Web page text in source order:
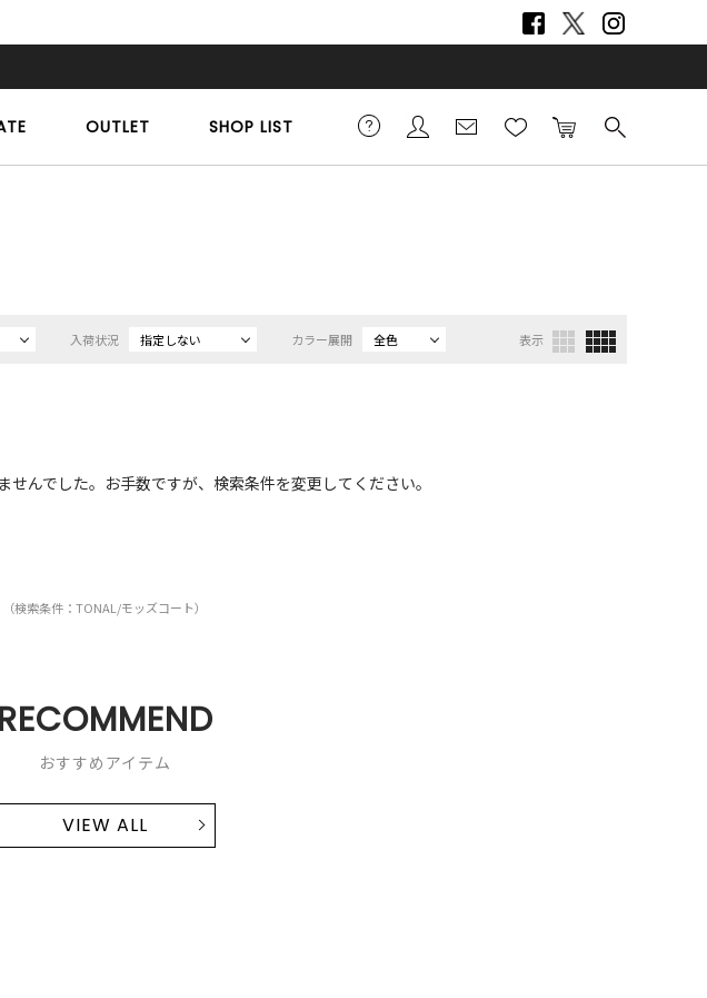
OUTLET SHOP LIST
入荷状況 指定しない カラー展開 全色 表示
んでした。お手数ですが、検索条件を変更してください。
（検索条件：TONAL/モッズコート）
RECOMMEND
おすすめアイテム
VIEW ALL